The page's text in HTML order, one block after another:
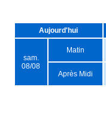
Aujourd'hui
sam.
08/08
Matin
Après Midi